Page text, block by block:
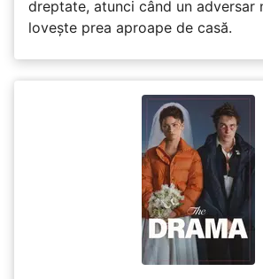
dreptate, atunci când un adversar
lovește prea aproape de casă.